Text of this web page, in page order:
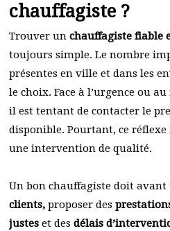
chauffagiste ?
Trouver un chauffagiste fiable
toujours simple. Le nombre
présentes en ville et dans les
le choix. Face à l’urgence ou
il est tentant de contacter le
disponible. Pourtant, ce
une intervention de qualité.
Un bon chauffagiste doit
clients, proposer des
justes et des délais